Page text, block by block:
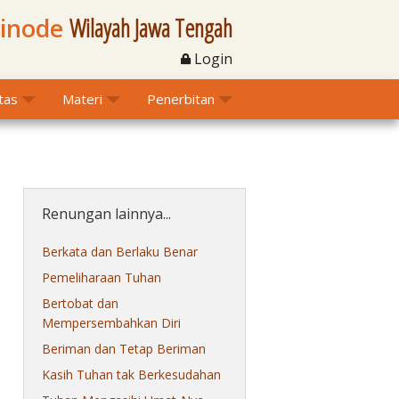
Wilayah Jawa Tengah
Login
Materi Penerbitan
Renungan lainnya...
Berkata dan Berlaku Benar
Pemeliharaan Tuhan
Bertobat dan
Mempersembahkan Diri
Beriman dan Tetap Beriman
Kasih Tuhan tak Berkesudahan